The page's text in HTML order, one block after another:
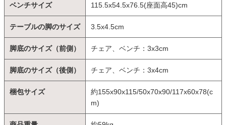
ベンチサイズ 115.5x54.5x76.5(座面高45)cm
テーブルの脚のサイズ 3.5x4.5cm
脚底のサイズ（前側） チェア、ベンチ：3x3cm
脚底のサイズ（後側） チェア、ベンチ：3x4cm
梱包サイズ
約155x90x115/50x70x90/117x60x78(c
m)